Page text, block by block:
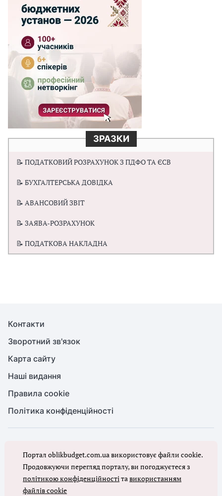
ЗРАЗКИ
📝 ПОДАТКОВИЙ РОЗРАХУНОК З ПДФО ТА ЄСВ
📝 БУХГАЛТЕРСЬКА ДОВІДКА
📝 АВАНСОВИЙ ЗВІТ
📝 ЗАЯВА-РОЗРАХУНОК
📝 ПОДАТКОВА НАКЛАДНА
Контакти
Зворотний зв'язок
Карта сайту
Наші видання
Правила cookie
Політика конфіденційності
Повне або часткове копіювання будь-яких матеріалів порталу,
цитування, публікація їх анотованих оглядів допускаються лише з
письмового дозволу редакції порталу
Портал oblikbudget.com.ua використовує файли cookie.
Продовжуючи перегляд порталу, ви погоджуєтеся з
політикою конфіденційностітавикористанням
файлів cookie